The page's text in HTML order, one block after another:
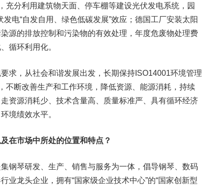
分利用建筑物天面、停车棚等建设光伏发电系统，园
电“自发自用、绿色低碳发展”效应；德国工厂安装太阳
源的排放控制和污染物的有效处理，年度危废物处理费
循环利用化。
，从社会和谐发展出发，长期保持ISO14001环境管理
不断改善生产和工作环境，降低资源、能源消耗，持续
资源消耗少、技术含量高、质量标准严、具有循环经济
境绩效水平。
市场中所处的位置和特点？
琴研发、生产、销售与服务为一体，倡导钢琴、数码
业龙头企业，拥有“国家级企业技术中心”的“国家创新型